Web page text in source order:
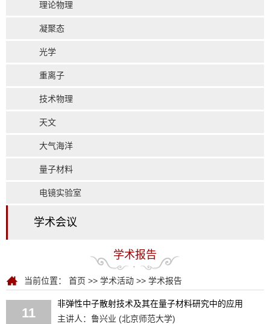
理论物理
凝聚态
光学
重离子
技术物理
天文
大气海洋
量子材料
电镜实验室
学术会议
学术报告
当前位置： 首页 >> 学术活动 >> 学术报告
11
非弹性中子散射技术及其在量子材料研究中的应用
主讲人：鲁兴业 (北京师范大学)